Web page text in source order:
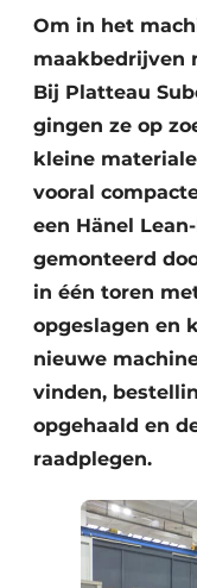
Om in het
maakbedrijven
Bij Platteau
gingen ze op
kleine
vooral
een Hänel
gemonteerd
in één toren
opgeslagen en
nieuwe
vinden,
opgehaald en
raadplegen.